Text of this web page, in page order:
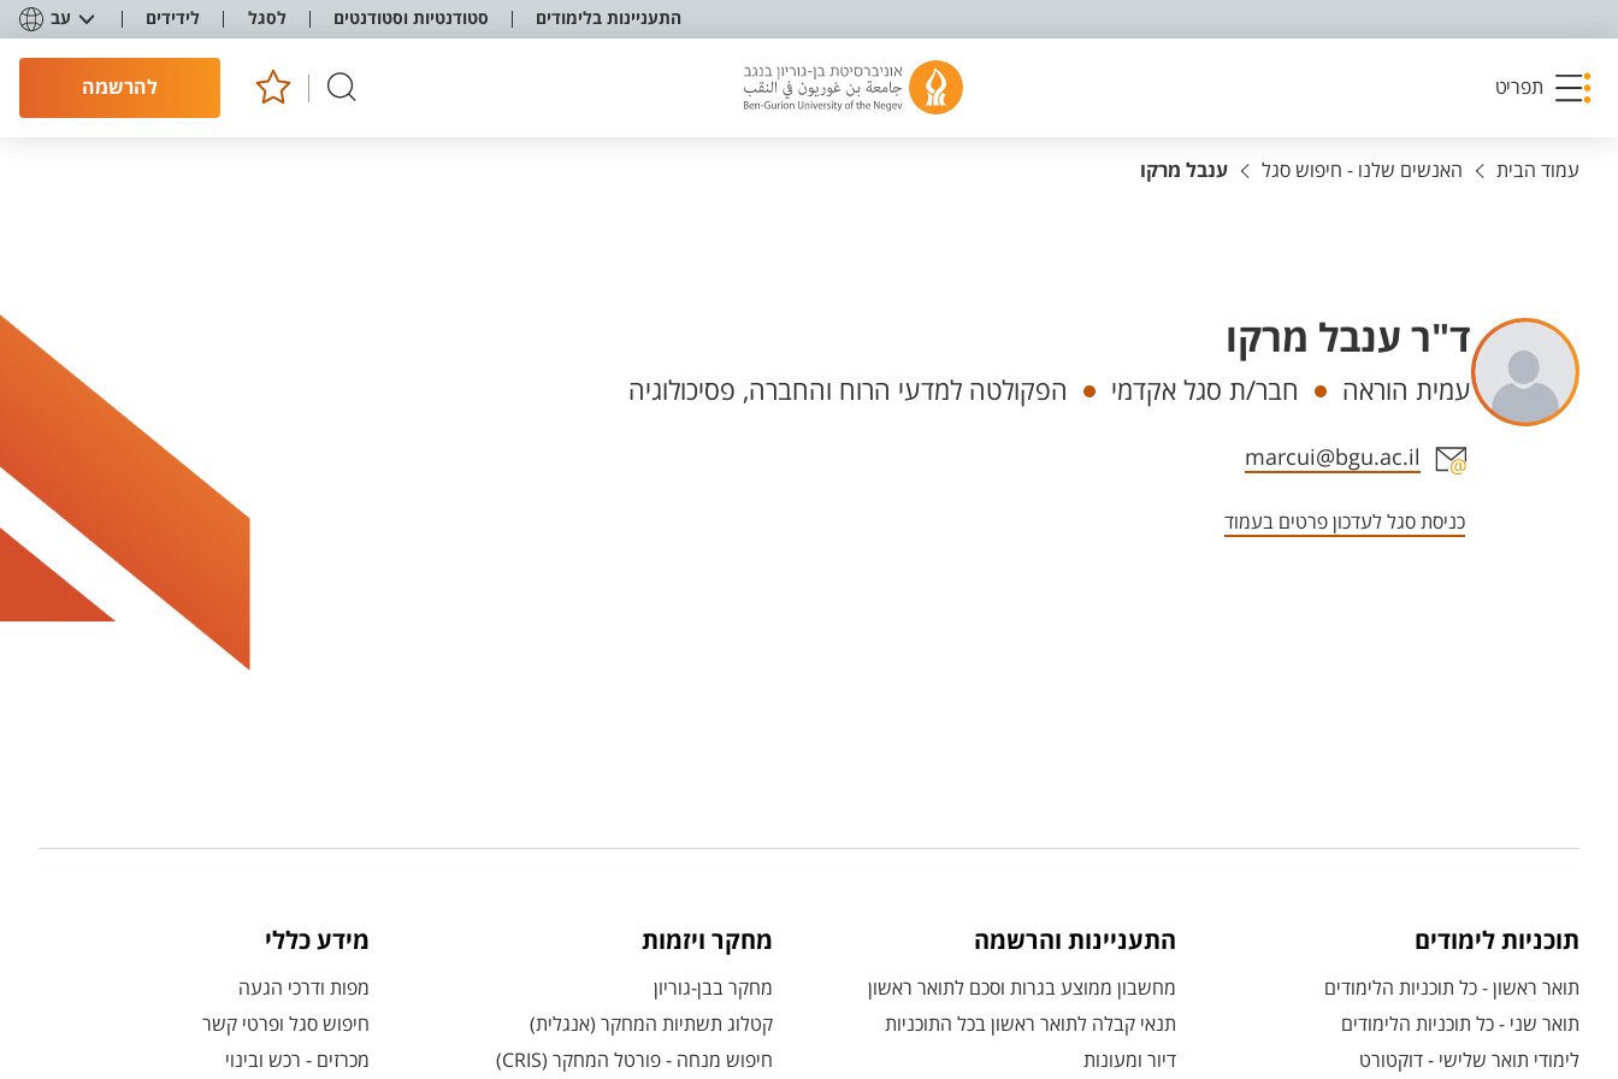
התעניינות בלימודים סטודנטיות וסטודנטים לסגל לידידים עב
תפריט להרשמה
עמוד הבית האנשים שלנו - חיפוש סגל ענבל מרקו
ד"ר ענבל מרקו
יחידות
עמית הוראה חבר/ת סגל אקדמי הפקולטה למדעי הרוח והחברה, פסיכולוגיה
אזור צור קשר עם איש הסגל
marcui@bgu.ac.il
כניסת סגל לעדכון פרטים בעמוד
תוכניות לימודים
תואר ראשון - כל תוכניות הלימודים
תואר שני - כל תוכניות הלימודים
לימודי תואר שלישי - דוקטורט
התעניינות והרשמה
מחשבון ממוצע בגרות וסכם לתואר ראשון
תנאי קבלה לתואר ראשון בכל התוכניות
דיור ומעונות
מחקר ויזמות
מחקר בבן-גוריון
קטלוג תשתיות המחקר (אנגלית)
חיפוש מנחה - פורטל המחקר (CRIS)
מידע כללי
מפות ודרכי הגעה
חיפוש סגל ופרטי קשר
מכרזים - רכש ובינוי